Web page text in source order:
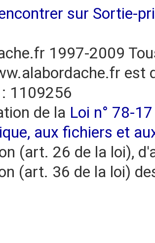
sur Sortie-
1997-2009
est
1109256
de la Loi n° 78-
aux fichiers et
(art. 26 de la loi),
(art. 36 de la loi)